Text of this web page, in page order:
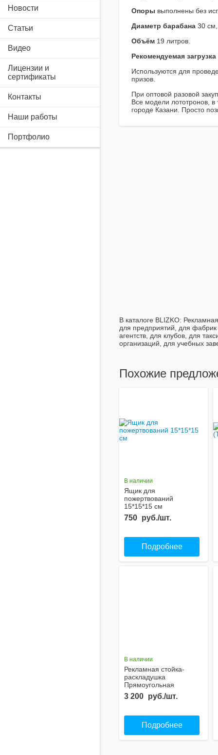
Новости
Статьи
Видео
Лицензии и
сертификаты
Контакты
Наши работы
Портфолио
Опоры выполнены без
Диаметр барабана 30
Объём 19 литров.
Рекомендуемая загрузка
Используются для
призов.
При оптовой разовой
Все модели лототронов, в
городе Казани. Просто
В каталоге BLIZKO:
для предприятий, для
агентств, для клубов, для
организаций, для учебных
Похожие
В наличии
Ящик для
пожертвований
15*15*15 см
750 руб./шт.
Подробнее
В наличии
Рекламная стойка-
раскладушка
Прямоугольная
3 200 руб./шт.
Подробнее